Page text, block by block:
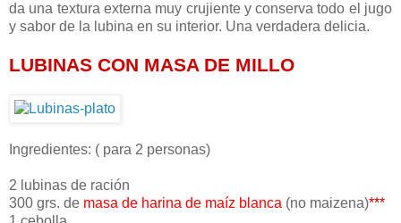
da una textura externa muy crujiente y conserva todo el jugo
y sabor de la lubina en su interior. Una verdadera delicia.
LUBINAS CON MASA DE MILLO
Ingredientes: ( para 2 personas)
2 lubinas de ración
300 grs. de masa de harina de maíz blanca (no maizena)***